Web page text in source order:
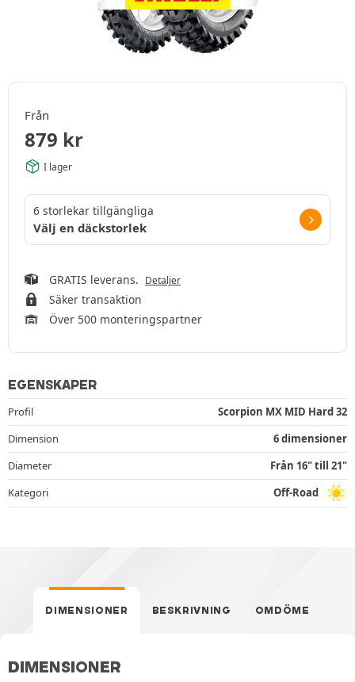
Från
879 kr
I lager
6 storlekar tillgängliga
Välj en däckstorlek
GRATIS leverans. Detaljer
Säker transaktion
Över 500 monteringspartner
EGENSKAPER
Profil
Scorpion MX MID Hard 32
Dimension
6 dimensioner
Diameter
Från 16" till 21"
Kategori
Off-Road
DIMENSIONER BESKRIVNING OMDÖME
DIMENSIONER